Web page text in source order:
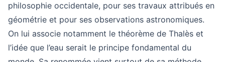
philosophie occidentale, pour ses travaux attribués en
géométrie et pour ses observations astronomiques.
On lui associe notamment le théorème de Thalès et
l’idée que l’eau serait le principe fondamental du